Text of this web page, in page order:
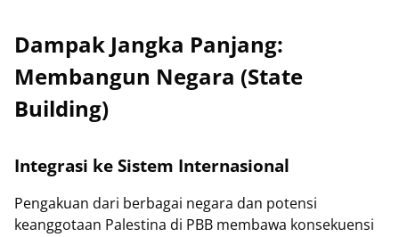
Dampak Jangka Panjang:
Membangun Negara (State
Building)
Integrasi ke Sistem Internasional
Pengakuan dari berbagai negara dan potensi
keanggotaan Palestina di PBB membawa konsekuensi